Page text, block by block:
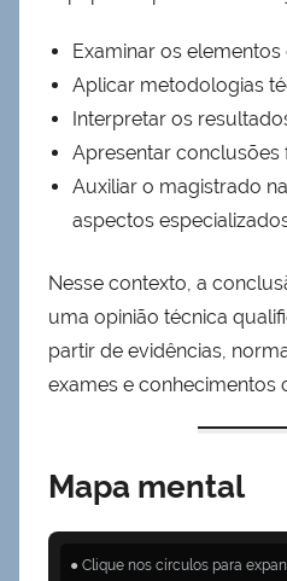
Examinar os elementos
Aplicar metodologias
Interpretar os
Apresentar conclusões
Auxiliar o magistrado
aspectos
Nesse contexto, a
uma opinião técnica
partir de evidências,
exames e conhecimentos
Mapa mental
● Clique nos círculos para